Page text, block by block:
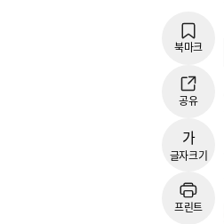
북마크
공유
가
글자크기
프린트